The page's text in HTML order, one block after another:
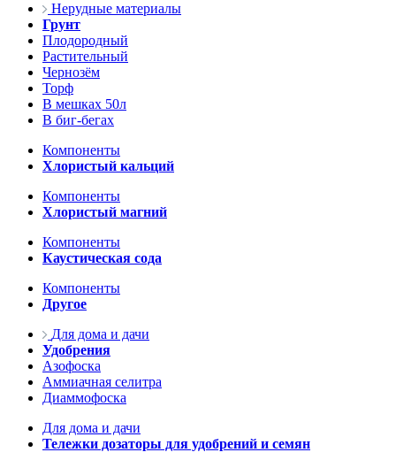
Нерудные материалы
Грунт
Плодородный
Растительный
Чернозём
Торф
В мешках 50л
В биг-бегах
Компоненты
Хлористый кальций
Компоненты
Хлористый магний
Компоненты
Каустическая сода
Компоненты
Другое
Для дома и дачи
Удобрения
Азофоска
Аммиачная селитра
Диаммофоска
Для дома и дачи
Тележки дозаторы для удобрений и семян